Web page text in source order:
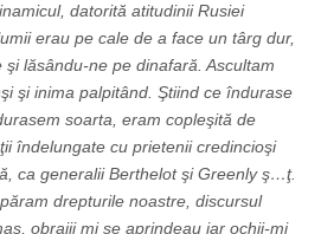
datorită atitudinii Rusiei
erau pe cale de a face un târg dur,
lăsându-ne pe dinafară. Ascultam
şi inima palpitând. Ştiind ce îndurase
soarta, eram copleşită de
îndelungate cu prietenii credincioşi
ca generalii Berthelot şi Greenly ş…ţ.
drepturile noastre, discursul
obrajii mi se aprindeau iar ochii-mi